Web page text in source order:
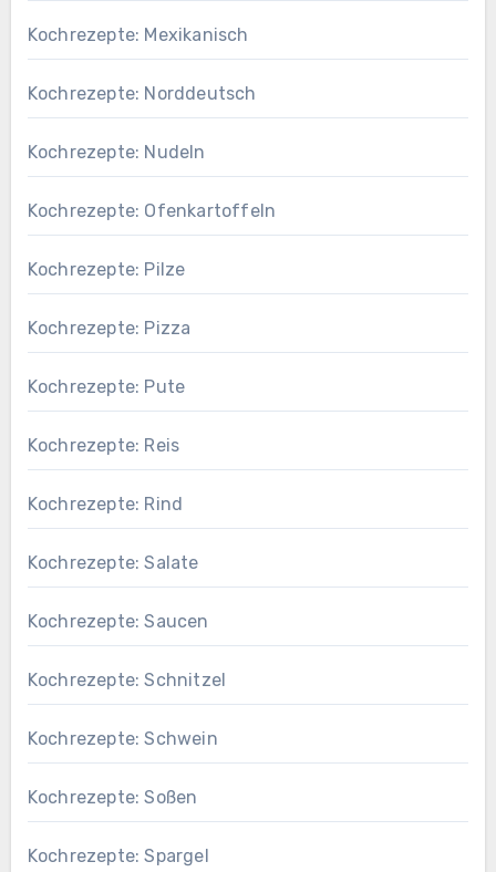
Kochrezepte: Mexikanisch
Kochrezepte: Norddeutsch
Kochrezepte: Nudeln
Kochrezepte: Ofenkartoffeln
Kochrezepte: Pilze
Kochrezepte: Pizza
Kochrezepte: Pute
Kochrezepte: Reis
Kochrezepte: Rind
Kochrezepte: Salate
Kochrezepte: Saucen
Kochrezepte: Schnitzel
Kochrezepte: Schwein
Kochrezepte: Soßen
Kochrezepte: Spargel